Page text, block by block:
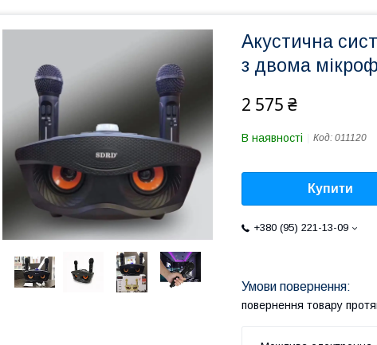
Акустична
з двома
2 575 ₴
В наявності Код: 011120
Купити
+380 (95) 221-13-09
повернення товару